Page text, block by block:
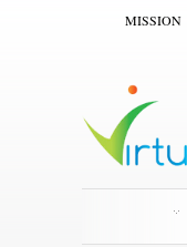
MISSION